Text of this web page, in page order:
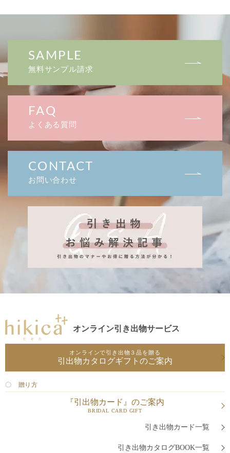
SAMPLE
無料サンプル請求
FAQ
よくある質問
CONTACT
お問い合わせ
オンライン引き出物サービス
オンラインで引き出物３品を贈る
引出物カタログギフトのご案内
〇 贈り方
『引出物カード』のご案内
BRIDAL CARD GIFT
引き出物カード一覧
引き出物カタログBOOK一覧